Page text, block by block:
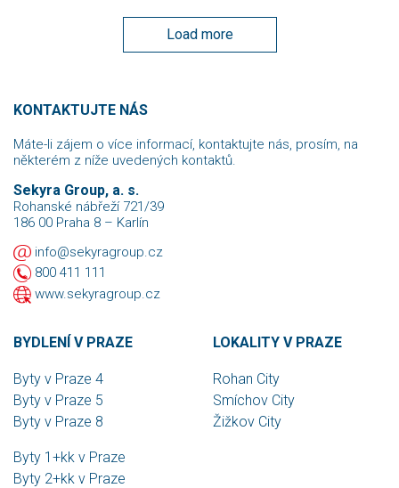
Load more
KONTAKTUJTE NÁS
Máte-li zájem o více informací, kontaktujte nás, prosím, na
některém z níže uvedených kontaktů.
Sekyra Group, a. s.
Rohanské nábřeží 721/39
186 00 Praha 8 – Karlín
info@sekyragroup.cz
800 411 111
www.sekyragroup.cz
LOKALITY V PRAZE
Rohan City
Smíchov City
Žižkov City
BYDLENÍ V PRAZE
Byty v Praze 4
Byty v Praze 5
Byty v Praze 8
Byty 1+kk v Praze
Byty 2+kk v Praze